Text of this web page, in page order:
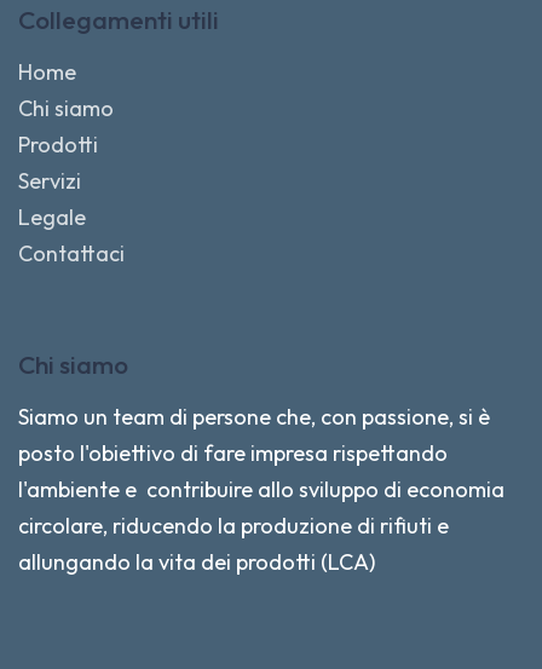
Collegamenti utili
Home
Chi siamo
Prodotti
Servizi
Legale
Contattaci
Chi siamo
Siamo un team di persone che, con passione, si è
posto l'obiettivo di fare impresa rispettando
l'ambiente e contribuire allo sviluppo di economia
circolare, riducendo la produzione di rifiuti e
allungando la vita dei prodotti (LCA)